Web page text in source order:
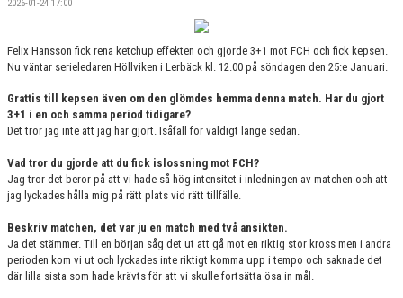
DOKUMENT
KONTAKT
SPONSOR
HERRAR DIV.2 SKÅNE
SKÅNEMÄSTERSKAPEN
2026-01-24 17:00
Felix Hansson fick rena ketchup effekten och gjorde 3+1 mot FCH och fick kepsen.
Nu väntar serieledaren Höllviken i Lerbäck kl. 12.00 på söndagen den 25:e Januari.
Grattis till kepsen även om den glömdes hemma denna match. Har du gjort
3+1 i en och samma period tidigare?
Det tror jag inte att jag har gjort. Isåfall för väldigt länge sedan.
Vad tror du gjorde att du fick islossning mot FCH?
Jag tror det beror på att vi hade så hög intensitet i inledningen av matchen och att
jag lyckades hålla mig på rätt plats vid rätt tillfälle.
Beskriv matchen, det var ju en match med två ansikten.
Ja det stämmer. Till en början såg det ut att gå mot en riktig stor kross men i andra
perioden kom vi ut och lyckades inte riktigt komma upp i tempo och saknade det
där lilla sista som hade krävts för att vi skulle fortsätta ösa in mål.